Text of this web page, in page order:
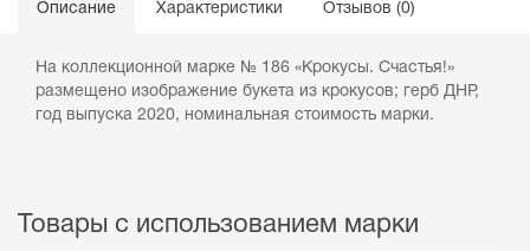
Описание Характеристики Отзывов (0)
На коллекционной марке № 186 «Крокусы. Счастья!»
размещено изображение букета из крокусов; герб ДНР,
год выпуска 2020, номинальная стоимость марки.
Товары с использованием марки